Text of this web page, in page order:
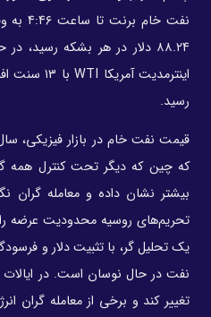
۸۸.۲۴ دلار در هر بشکه
رسید.
قیمت نفت خام در بازار فیزیکی،
که چین که دیگر تحت کنترل همه
بیشتر نشان داده و معامله
تحریم‌های روسیه محدودیت عرضه
یک تحلیل گر، با تثبیت دلار و
نفت در حال نوسان است. در
تغییر کند و برخی از معامله گران